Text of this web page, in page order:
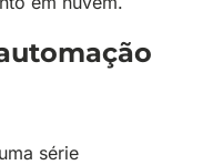
série